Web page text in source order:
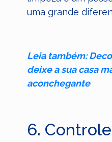
uma grande
Leia também:
deixe a sua casa
aconchegante
6.